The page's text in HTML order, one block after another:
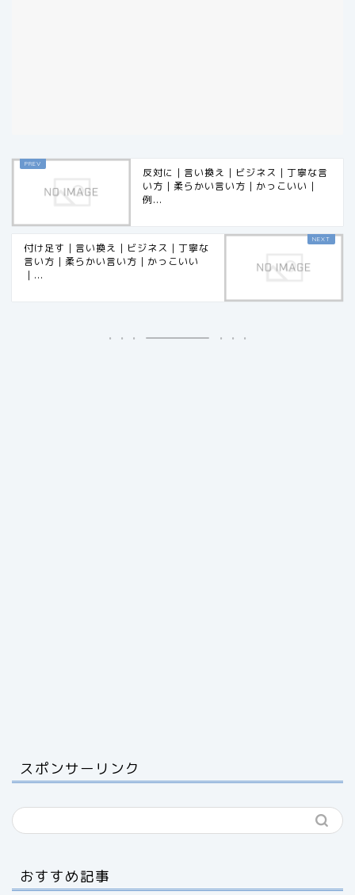
反対に｜言い換え｜ビジネス｜丁寧な言
い方｜柔らかい言い方｜かっこいい｜
例...
付け足す｜言い換え｜ビジネス｜丁寧な
言い方｜柔らかい言い方｜かっこいい
｜...
スポンサーリンク
おすすめ記事